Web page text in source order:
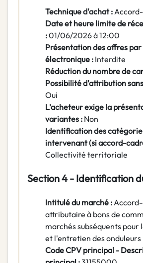
Technique d'achat :
Date et heure limite de
:01/06/2026 à 12:00
Présentation des offres
électronique : Interdite
Réduction du nombre de
Possibilité d'attribution
Oui
L'acheteur exige la
variantes : Non
Identification des
intervenant (si accord-
Collectivité territoriale
Section 4 - Identification
Intitulé du marché :
attributaire à bons de
marchés subséquents pour
et l'entretien des onduleurs
Code CPV principal -